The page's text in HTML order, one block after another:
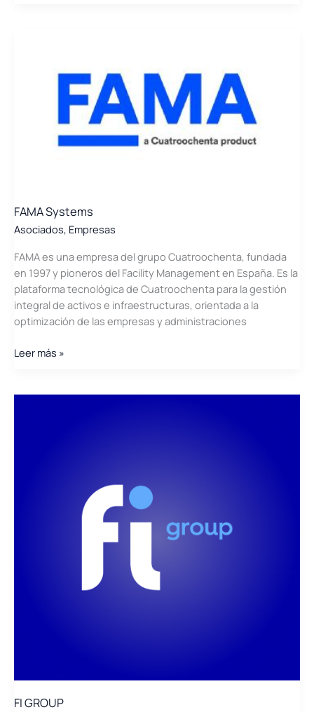
FAMA Systems
Asociados, Empresas
FAMA es una empresa del grupo Cuatroochenta, fundada
en 1997 y pioneros del Facility Management en España. Es la
plataforma tecnológica de Cuatroochenta para la gestión
integral de activos e infraestructuras, orientada a la
optimización de las empresas y administraciones
FAMA
Leer más »
FI GROUP